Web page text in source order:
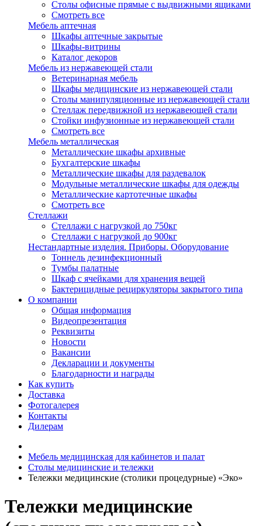
Столы офисные прямые с выдвижными ящиками
Смотреть все
Мебель аптечная
Шкафы аптечные закрытые
Шкафы-витрины
Каталог декоров
Мебель из нержавеющей стали
Ветеринарная мебель
Шкафы медицинские из нержавеющей стали
Столы манипуляционные из нержавеющей стали
Стеллаж передвижной из нержавеющей стали
Стойки инфузионные из нержавеющей стали
Смотреть все
Мебель металлическая
Металлические шкафы архивные
Бухгалтерские шкафы
Металлические шкафы для раздевалок
Модульные металлические шкафы для одежды
Металлические картотечные шкафы
Смотреть все
Стеллажи
Стеллажи с нагрузкой до 750кг
Стеллажи с нагрузкой до 900кг
Нестандартные изделия. Приборы. Оборудование
Тоннель дезинфекционный
Тумбы палатные
Шкаф с ячейками для хранения вещей
Бактерицидные рециркуляторы закрытого типа
О компании
Общая информация
Видеопрезентация
Реквизиты
Новости
Вакансии
Декларации и документы
Благодарности и награды
Как купить
Доставка
Фотогалерея
Контакты
Дилерам
Мебель медицинская для кабинетов и палат
Столы медицинские и тележки
Тележки медицинские (столики процедурные) «Эко»
Тележки медицинские